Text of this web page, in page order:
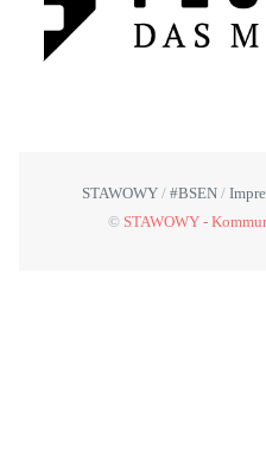
STAWOWY #BSEN
© STAWOWY -